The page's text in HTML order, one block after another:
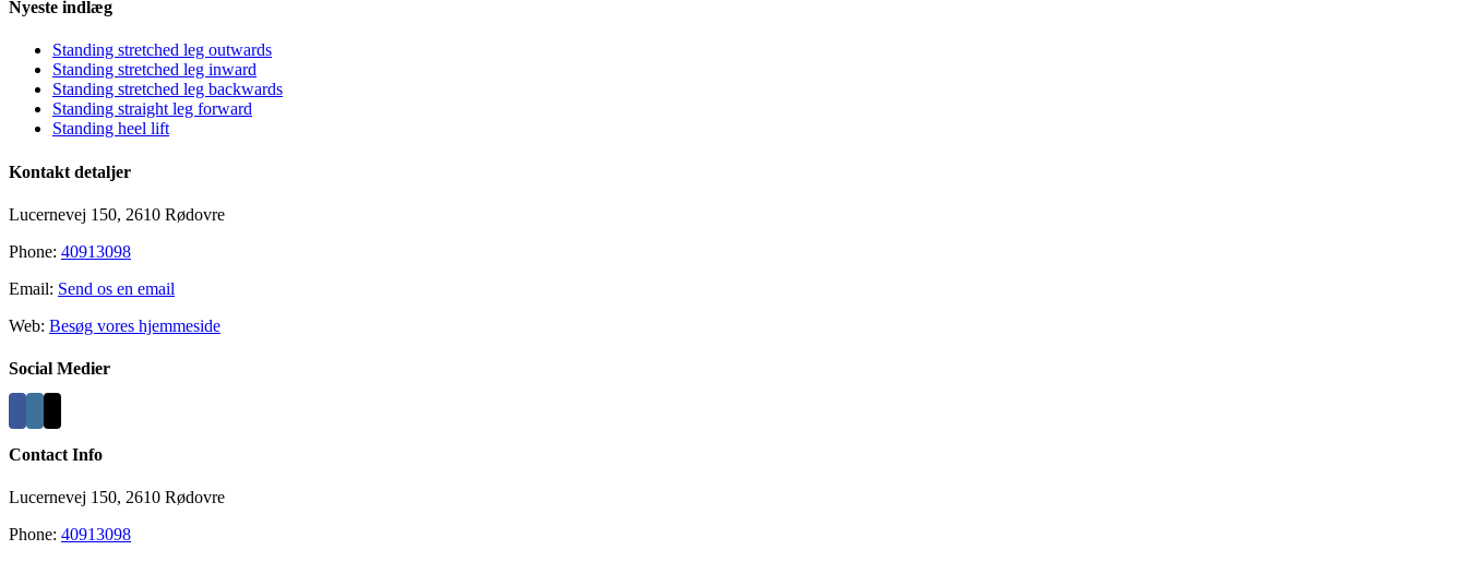
Close
Area
Nyeste indlæg
Standing stretched leg outwards
Standing stretched leg inward
Standing stretched leg backwards
Standing straight leg forward
Standing heel lift
Kontakt detaljer
Lucernevej 150, 2610 Rødovre
Phone: 40913098
Email: Send os en email
Web: Besøg vores hjemmeside
Social Medier
Contact Info
Lucernevej 150, 2610 Rødovre
Phone: 40913098